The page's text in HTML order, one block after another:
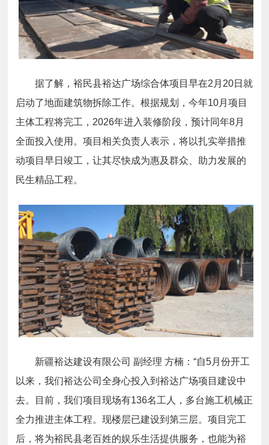
据了解，裕民县裕达广场综合体项目早在2月20日就
启动了地面建筑物拆除工作。根据规划，今年10月项目
主体工程将完工，2026年进入装修阶段，预计同年8月
全面投入使用。项目相关负责人表示，将以扎实举措推
动项目早日竣工，让其尽快成为惠及群众、助力发展的
民生精品工程。
新疆裕达建设有限公司 副经理 方楠：“自5月份开工
以来，我们裕达公司全身心投入到裕达广场项目建设中
去。目前，我们项目现场有136名工人，多台施工机械正
全力推进主体工程。现楼层已建设到第三层。项目完工
后，将为裕民县老百姓的娱乐生活提供服务，也能为裕